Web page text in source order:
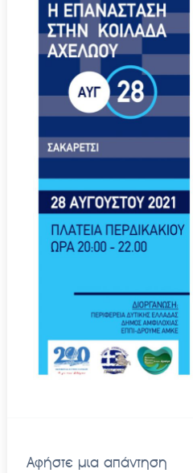
Αφήστε μια απάντηση